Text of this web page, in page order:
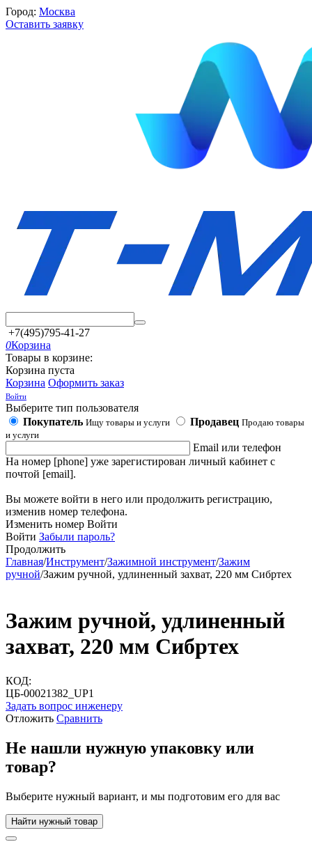
Город: Москва
Оставить заявку
+7(495)795-41-27
0Корзина
Товары в корзине:
Корзина пуста
Корзина Оформить заказ
Войти
Выберите тип пользователя
Покупатель Ищу товары и услуги Продавец Продаю товары
и услуги
Email или телефон
На номер [phone] уже зарегистирован личный кабинет с
почтой [email].
Вы можете войти в него или продолжить регистрацию,
изменив номер телефона.
Изменить номер Войти
Войти Забыли пароль?
Продолжить
Главная/Инструмент/Зажимной инструмент/Зажим
ручной/Зажим ручной, удлиненный захват, 220 мм Сибртех
Зажим ручной, удлиненный
захват, 220 мм Сибртех
КОД:
ЦБ-00021382_UP1
Задать вопрос инженеру
Отложить Сравнить
Не нашли нужную упаковку или
товар?
Выберите нужный вариант, и мы подготовим его для вас
Найти нужный товар